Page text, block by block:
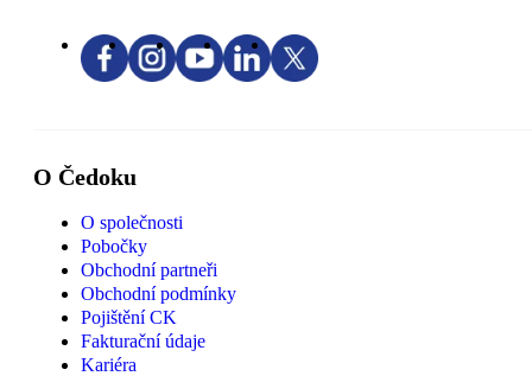
O Čedoku
O společnosti
Pobočky
Obchodní partneři
Obchodní podmínky
Pojištění CK
Fakturační údaje
Kariéra